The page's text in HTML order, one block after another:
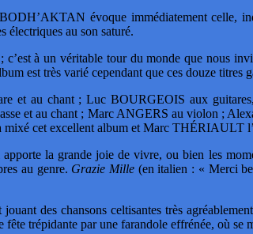
évoque immédiatement celle,
au son saturé.
à un véritable tour du monde que nous
est très varié cependant que ces douze titres
et au chant ; Luc BOURGEOIS aux
et au chant ; Marc ANGERS au violon ;
cet excellent album et Marc THÉRIAULT
la grande joie de vivre, ou bien les
au genre. Grazie Mille (en italien : « Merci
des chansons celtisantes très
trépidante par une farandole effrénée, où se